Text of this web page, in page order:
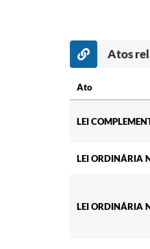
Atos
Ato
LEI
LEI ORDINÁRIA
LEI ORDINÁRIA